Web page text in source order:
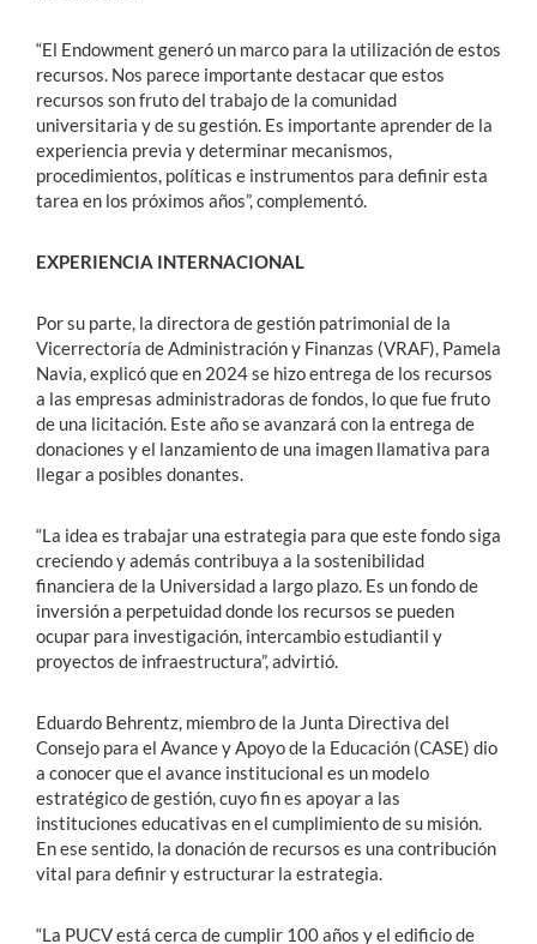
“El Endowment generó un marco para la utilización de estos
recursos. Nos parece importante destacar que estos
recursos son fruto del trabajo de la comunidad
universitaria y de su gestión. Es importante aprender de la
experiencia previa y determinar mecanismos,
procedimientos, políticas e instrumentos para definir esta
tarea en los próximos años”, complementó.
EXPERIENCIA INTERNACIONAL
Por su parte, la directora de gestión patrimonial de la
Vicerrectoría de Administración y Finanzas (VRAF), Pamela
Navia, explicó que en 2024 se hizo entrega de los recursos
a las empresas administradoras de fondos, lo que fue fruto
de una licitación. Este año se avanzará con la entrega de
donaciones y el lanzamiento de una imagen llamativa para
llegar a posibles donantes.
“La idea es trabajar una estrategia para que este fondo siga
creciendo y además contribuya a la sostenibilidad
financiera de la Universidad a largo plazo. Es un fondo de
inversión a perpetuidad donde los recursos se pueden
ocupar para investigación, intercambio estudiantil y
proyectos de infraestructura”, advirtió.
Eduardo Behrentz, miembro de la Junta Directiva del
Consejo para el Avance y Apoyo de la Educación (CASE) dio
a conocer que el avance institucional es un modelo
estratégico de gestión, cuyo fin es apoyar a las
instituciones educativas en el cumplimiento de su misión.
En ese sentido, la donación de recursos es una contribución
vital para definir y estructurar la estrategia.
“La PUCV está cerca de cumplir 100 años y el edificio de